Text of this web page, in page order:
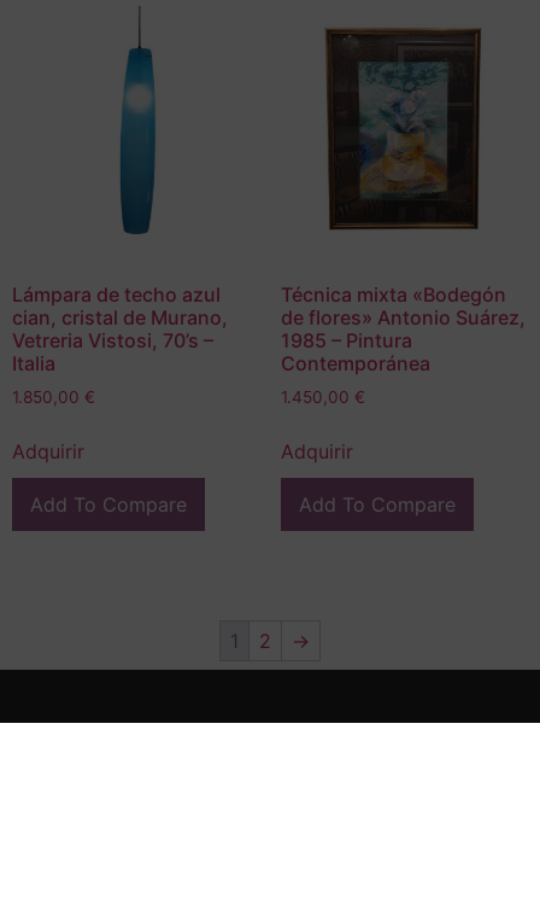
Lámpara de techo azul
cian, cristal de Murano,
Vetreria Vistosi, 70’s –
Italia
1.850,00 €
Adquirir
Add To Compare
Técnica mixta «Bodegón
de flores» Antonio Suárez,
1985 – Pintura
Contemporánea
1.450,00 €
Adquirir
Add To Compare
1 2 →